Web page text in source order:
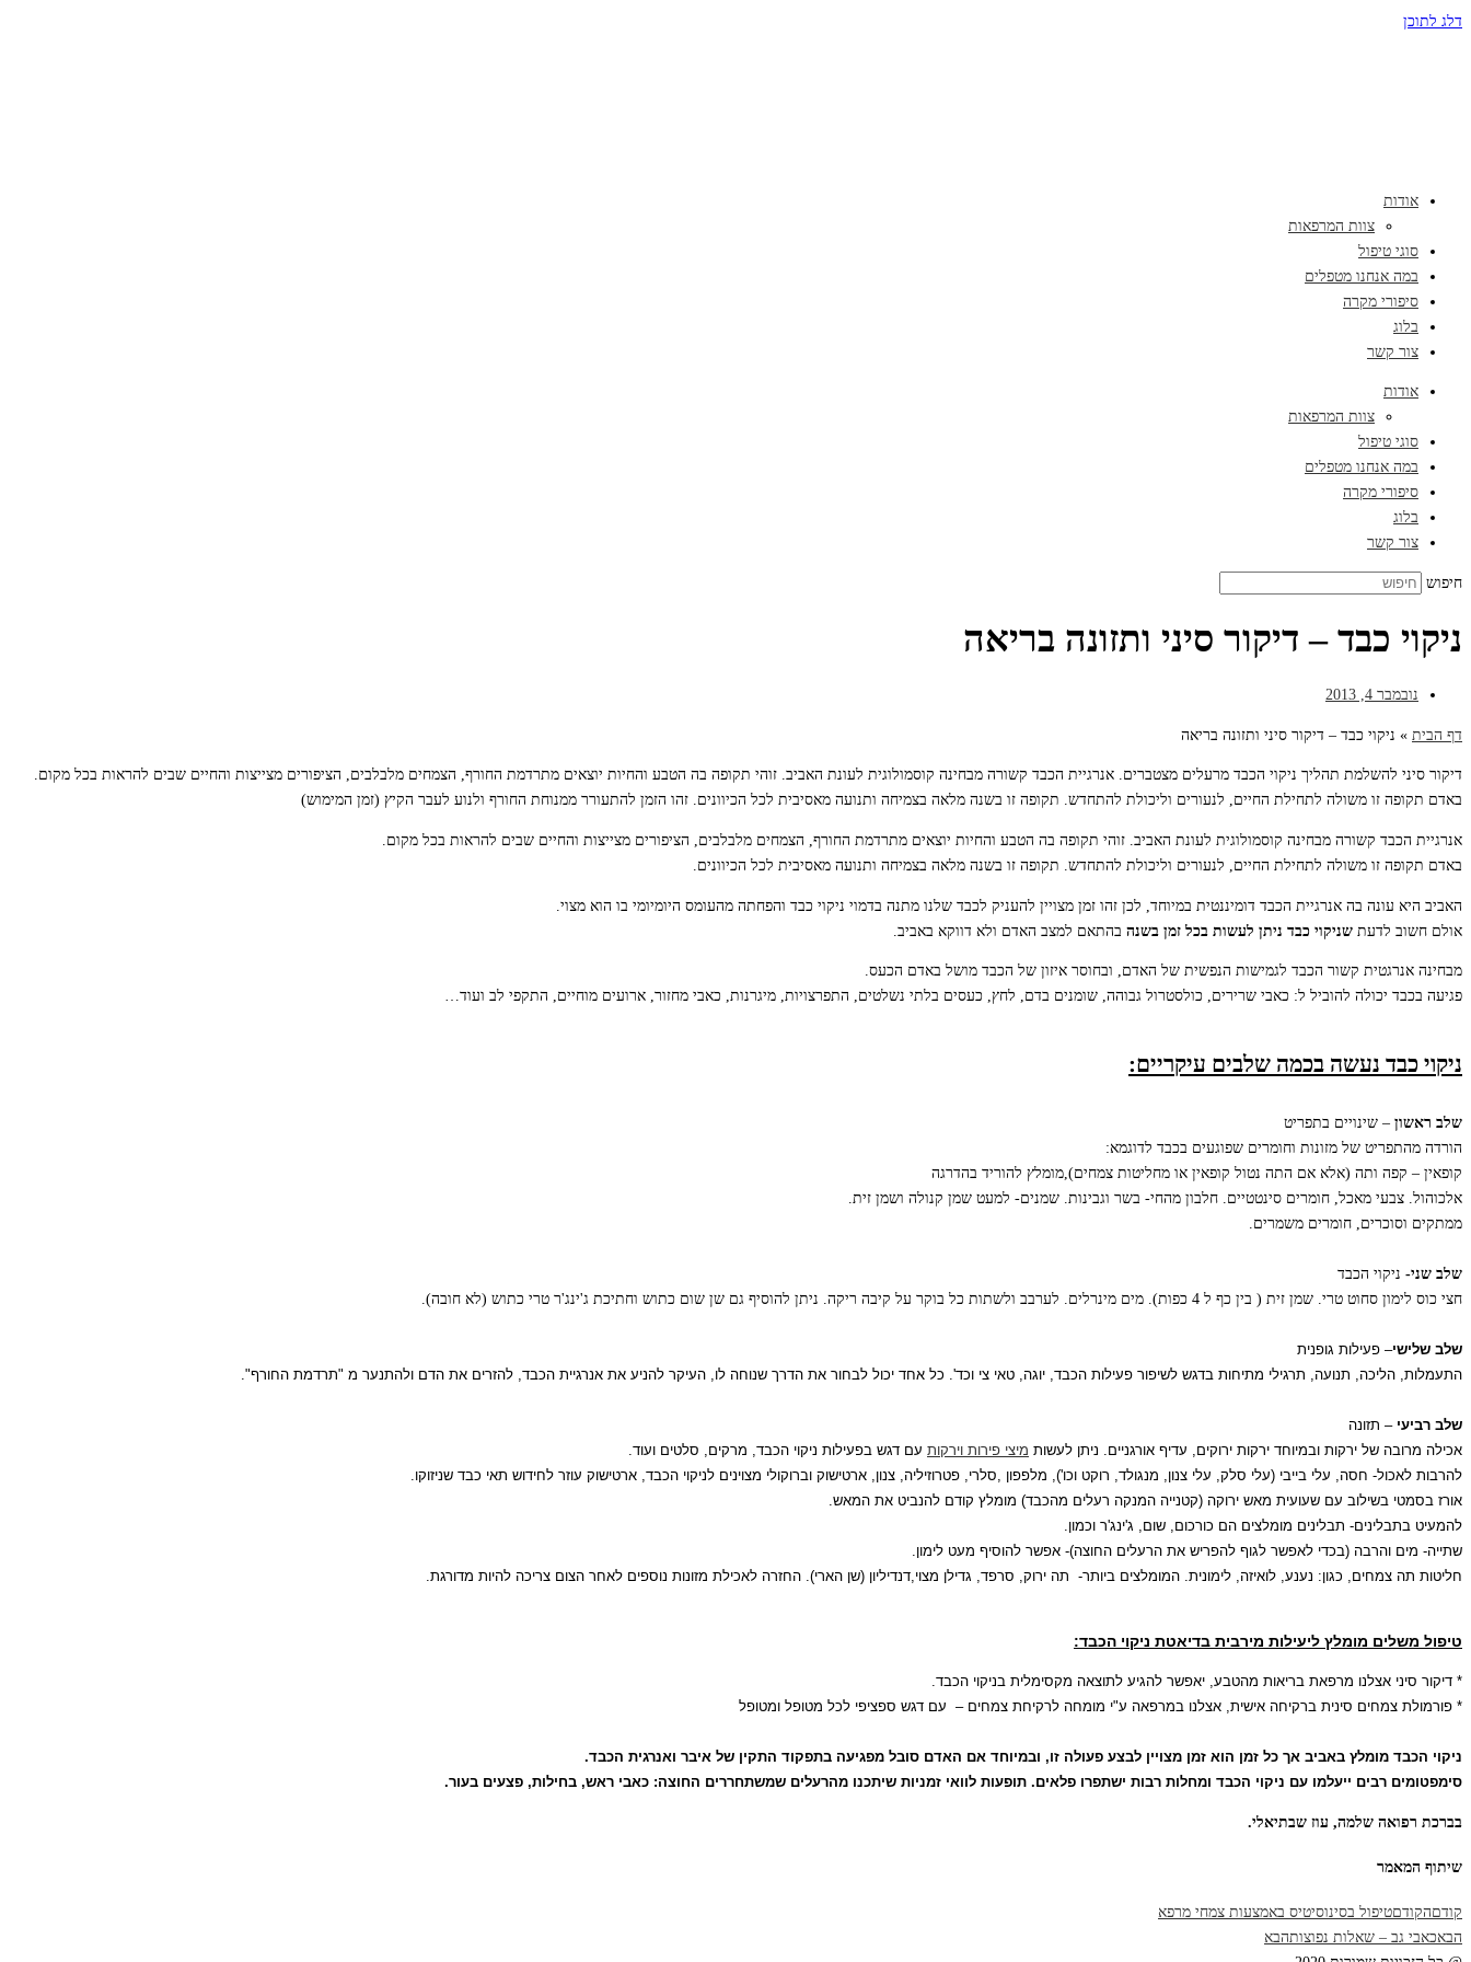
דלג לתוכן
אודות
צוות המרפאות
סוגי טיפול
במה אנחנו מטפלים
סיפורי מקרה
בלוג
צור קשר
אודות
צוות המרפאות
סוגי טיפול
במה אנחנו מטפלים
סיפורי מקרה
בלוג
צור קשר
חיפוש
ניקוי כבד – דיקור סיני ותזונה בריאה
נובמבר 4, 2013
דף הבית » ניקוי כבד – דיקור סיני ותזונה בריאה
דיקור סיני להשלמת תהליך ניקוי הכבד מרעלים מצטברים. אנרגיית הכבד קשורה מבחינה קוסמולוגית לעונת האביב. זוהי תקופה בה הטבע והחיות יוצאים מתרדמת החורף, הצמחים מלבלבים, הציפורים מצייצות והחיים שבים להראות בכל מקום.
באדם תקופה זו משולה לתחילת החיים, לנעורים וליכולת להתחדש. תקופה זו בשנה מלאה בצמיחה ותנועה מאסיבית לכל הכיוונים. זהו הזמן להתעורר ממנוחת החורף ולנוע לעבר הקיץ (זמן המימוש)
אנרגיית הכבד קשורה מבחינה קוסמולוגית לעונת האביב. זוהי תקופה בה הטבע והחיות יוצאים מתרדמת החורף, הצמחים מלבלבים, הציפורים מצייצות והחיים שבים להראות בכל מקום.
באדם תקופה זו משולה לתחילת החיים, לנעורים וליכולת להתחדש. תקופה זו בשנה מלאה בצמיחה ותנועה מאסיבית לכל הכיוונים.
האביב היא עונה בה אנרגיית הכבד דומיננטית במיוחד, לכן זהו זמן מצויין להעניק לכבד שלנו מתנה בדמוי ניקוי כבד והפחתה מהעומס היומיומי בו הוא מצוי.
אולם חשוב לדעת שניקוי כבד ניתן לעשות בכל זמן בשנה בהתאם למצב האדם ולא דווקא באביב.
מבחינה אנרגטית קשור הכבד לגמישות הנפשית של האדם, ובחוסר איזון של הכבד מושל באדם הכעס.
פגיעה בכבד יכולה להוביל ל: כאבי שרירים, כולסטרול גבוהה, שומנים בדם, לחץ, כעסים בלתי נשלטים, התפרצויות, מיגרנות, כאבי מחזור, ארועים מוחיים, התקפי לב ועוד…
ניקוי כבד נעשה בכמה שלבים עיקריים:
שלב ראשון – שינויים בתפריט
הורדה מהתפריט של מזונות וחומרים שפוגעים בכבד לדוגמא:
קופאין – קפה ותה (אלא אם התה נטול קופאין או מחליטות צמחים),מומלץ להוריד בהדרגה
אלכוהול. צבעי מאכל, חומרים סינטטיים. חלבון מהחי- בשר וגבינות. שמנים- למעט שמן קנולה ושמן זית.
ממתקים וסוכרים, חומרים משמרים.
שלב שני- ניקוי הכבד
חצי כוס לימון סחוט טרי. שמן זית ( בין כף ל 4 כפות). מים מינרלים. לערבב ולשתות כל בוקר על קיבה ריקה. ניתן להוסיף גם שן שום כתוש וחתיכת ג'ינג'ר טרי כתוש (לא חובה).
שלב שלישי– פעילות גופנית
התעמלות, הליכה, תנועה, תרגילי מתיחות בדגש לשיפור פעילות הכבד, יוגה, טאי צי וכד'. כל אחד יכול לבחור את הדרך שנוחה לו, העיקר להניע את אנרגיית הכבד, להזרים את הדם ולהתנער מ "תרדמת החורף".
שלב רביעי– תזונה
אכילה מרובה של ירקות ובמיוחד ירקות ירוקים, עדיף אורגניים. ניתן לעשות מיצי פירות וירקות עם דגש בפעילות ניקוי הכבד, מרקים, סלטים ועוד.
להרבות לאכול- חסה, עלי בייבי (עלי סלק, עלי צנון, מנגולד, רוקט וכו'), מלפפון ,סלרי, פטרוזיליה, צנון, ארטישוק וברוקולי מצוינים לניקוי הכבד, ארטישוק עוזר לחידוש תאי כבד שניזוקו.
אורז בסמטי בשילוב עם שעועית מאש ירוקה (קטנייה המנקה רעלים מהכבד) מומלץ קודם להנביט את המאש.
להמעיט בתבלינים- תבלינים מומלצים הם כורכום, שום, ג'ינג'ר וכמון.
שתייה- מים והרבה (בכדי לאפשר לגוף להפריש את הרעלים החוצה)- אפשר להוסיף מעט לימון.
חליטות תה צמחים, כגון: נענע, לואיזה, לימונית. המומלצים ביותר- תה ירוק, סרפד, גדילן מצוי,דנדיליון (שן הארי). החזרה לאכילת מזונות נוספים לאחר הצום צריכה להיות מדורגת.
טיפול משלים מומלץ ליעילות מירבית בדיאטת ניקוי הכבד:
* דיקור סיני אצלנו מרפאת בריאות מהטבע, יאפשר להגיע לתוצאה מקסימלית בניקוי הכבד.
* פורמולת צמחים סינית ברקיחה אישית, אצלנו במרפאה ע"י מומחה לרקיחת צמחים – עם דגש ספציפי לכל מטופל ומטופל
ניקוי הכבד מומלץ באביב אך כל זמן הוא זמן מצויין לבצע פעולה זו, ובמיוחד אם האדם סובל מפגיעה בתפקוד התקין של איבר ואנרגית הכבד.
סימפטומים רבים ייעלמו עם ניקוי הכבד ומחלות רבות ישתפרו פלאים. תופעות לוואי זמניות שיתכנו מהרעלים שמשתחררים החוצה: כאבי ראש, בחילות, פצעים בעור.
בברכת רפואה שלמה, עוז שבתיאלי.
שיתוף המאמר
קודםהקודםטיפול בסינוסיטיס באמצעות צמחי מרפא
הבאכאבי גב – שאלות נפוצותהבא